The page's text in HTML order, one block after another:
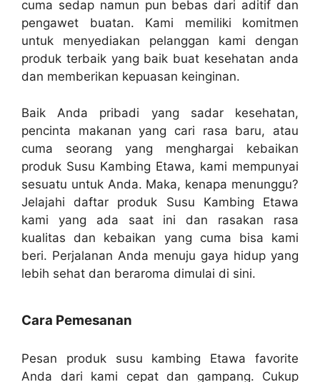
cuma sedap namun pun bebas dari aditif dan
pengawet buatan. Kami memiliki komitmen
untuk menyediakan pelanggan kami dengan
produk terbaik yang baik buat kesehatan anda
dan memberikan kepuasan keinginan.
Baik Anda pribadi yang sadar kesehatan,
pencinta makanan yang cari rasa baru, atau
cuma seorang yang menghargai kebaikan
produk Susu Kambing Etawa, kami mempunyai
sesuatu untuk Anda. Maka, kenapa menunggu?
Jelajahi daftar produk Susu Kambing Etawa
kami yang ada saat ini dan rasakan rasa
kualitas dan kebaikan yang cuma bisa kami
beri. Perjalanan Anda menuju gaya hidup yang
lebih sehat dan beraroma dimulai di sini.
Cara Pemesanan
Pesan produk susu kambing Etawa favorite
Anda dari kami cepat dan gampang. Cukup